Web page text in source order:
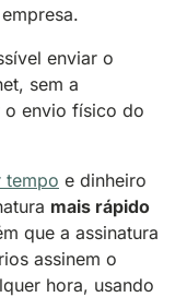
enviar o
sem a
o envio físico do
tempo e dinheiro
mais rápido
que a assinatura
assinem o
hora, usando